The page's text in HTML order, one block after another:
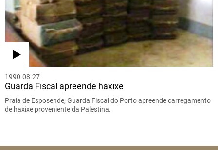
1990-08-27
Guarda Fiscal apreende haxixe
Praia de Esposende, Guarda Fiscal do Porto apreende carregamento
de haxixe proveniente da Palestina.